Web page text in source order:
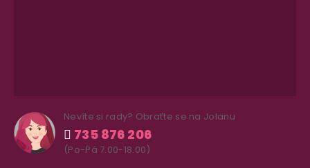
Nevíte si rady? Obraťte se na Jolanu
735 876 206
(Po-Pá 7.00-18.00)